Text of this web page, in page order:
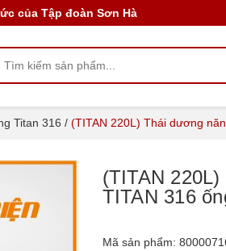
của Tập đoàn Sơn Hà
Titan 316 / (TITAN 220L) Thái dương
Sơn Hà TITAN 316 ống dầu 58 - 220
(TITAN
TITAN 316
Mã sản phẩm: